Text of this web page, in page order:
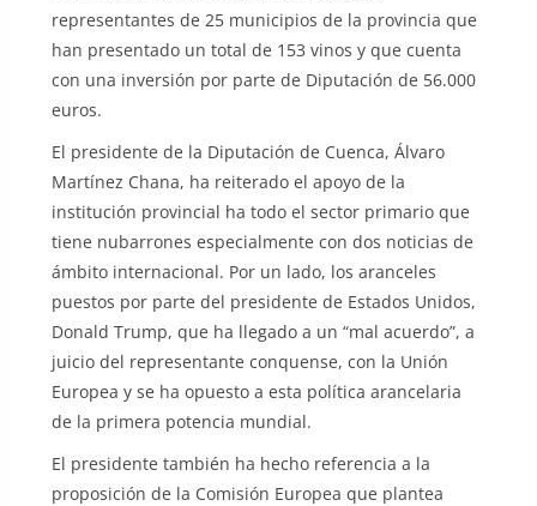
representantes de 25 municipios de la provincia que
han presentado un total de 153 vinos y que cuenta
con una inversión por parte de Diputación de 56.000
euros.
El presidente de la Diputación de Cuenca, Álvaro
Martínez Chana, ha reiterado el apoyo de la
institución provincial ha todo el sector primario que
tiene nubarrones especialmente con dos noticias de
ámbito internacional. Por un lado, los aranceles
puestos por parte del presidente de Estados Unidos,
Donald Trump, que ha llegado a un “mal acuerdo”, a
juicio del representante conquense, con la Unión
Europea y se ha opuesto a esta política arancelaria
de la primera potencia mundial.
El presidente también ha hecho referencia a la
proposición de la Comisión Europea que plantea